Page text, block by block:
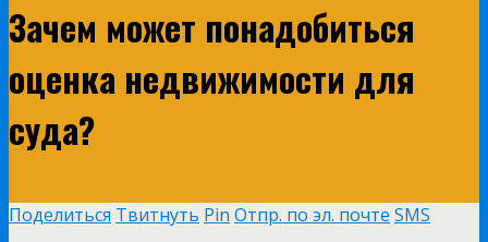
Зачем может понадобиться
оценка недвижимости для
суда?
Поделиться Твитнуть Pin Отпр. по эл. почте SMS